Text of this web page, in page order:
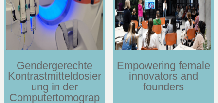
Gendergerechte
Kontrastmitteldosier
ung in der
Computertomograp
Empowering female
innovators and
founders